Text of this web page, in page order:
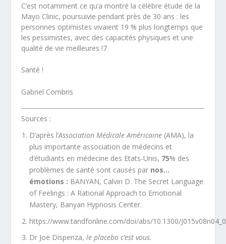
C’est notamment ce qu’a montré la célèbre étude de la
Mayo Clinic, poursuivie pendant près de 30 ans : les
personnes optimistes vivaient 19 % plus longtemps que
les pessimistes, avec des capacités physiques et une
qualité de vie meilleures !7
Santé !
Gabriel Combris
Sources :
D’après l’Association Médicale Américaine (AMA), la
plus importante association de médecins et
d’étudiants en médecine des Etats-Unis, 75% des
problèmes de santé sont causés par nos…
émotions : BANYAN, Calvin D. The Secret Language
of Feelings : A Rational Approach to Emotional
Mastery, Banyan Hypnosis Center.
https://www.tandfonline.com/doi/abs/10.1300/
Dr Joe Dispenza,le placebo c’est vous.